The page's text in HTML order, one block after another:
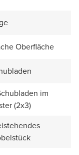
Oberfläche
im
(2x3)